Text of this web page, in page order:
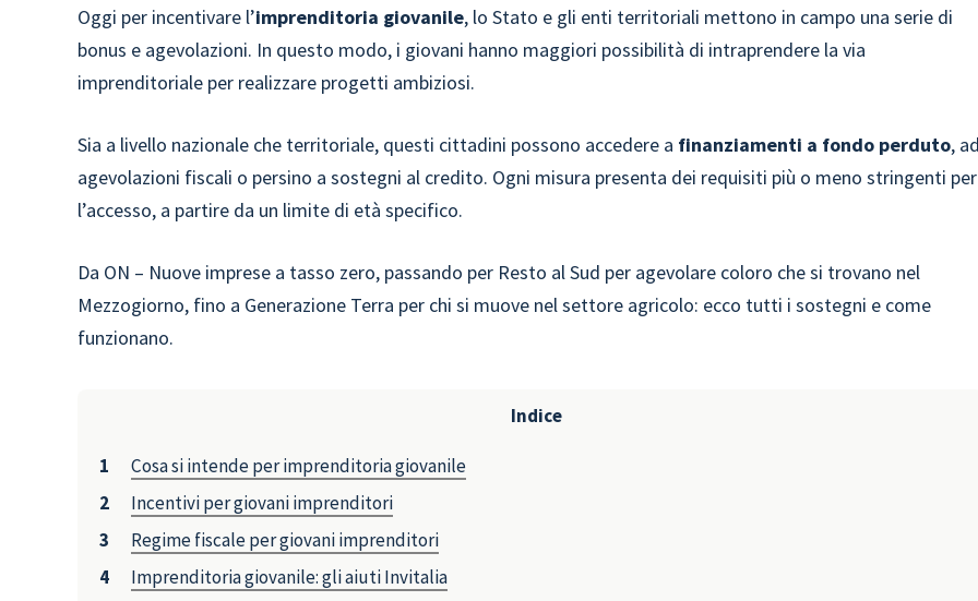
Oggi per incentivare l’imprenditoria giovanile, lo Stato e gli enti territoriali mettono in campo una serie di
bonus e agevolazioni. In questo modo, i giovani hanno maggiori possibilità di intraprendere la via
imprenditoriale per realizzare progetti ambiziosi.
Sia a livello nazionale che territoriale, questi cittadini possono accedere a finanziamenti a fondo perduto, ad
agevolazioni fiscali o persino a sostegni al credito. Ogni misura presenta dei requisiti più o meno stringenti per
l’accesso, a partire da un limite di età specifico.
Da ON – Nuove imprese a tasso zero, passando per Resto al Sud per agevolare coloro che si trovano nel
Mezzogiorno, fino a Generazione Terra per chi si muove nel settore agricolo: ecco tutti i sostegni e come
funzionano.
Indice
Cosa si intende per imprenditoria giovanile
Incentivi per giovani imprenditori
Regime fiscale per giovani imprenditori
Imprenditoria giovanile: gli aiuti Invitalia